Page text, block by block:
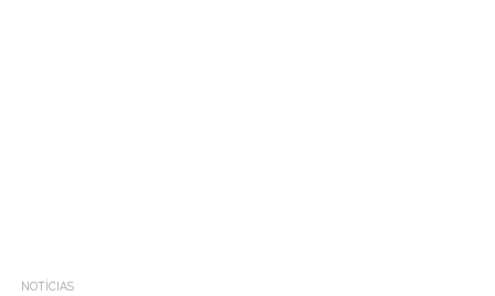
NOTÍCIAS